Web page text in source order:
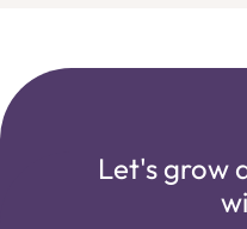
Let's grow